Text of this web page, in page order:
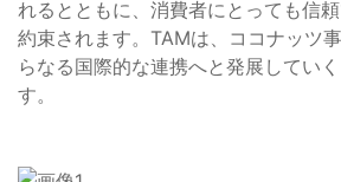
れるとともに、消費者にとっても信
約束されます。TAMは、ココナッツ
らなる国際的な連携へと発展してい
す。